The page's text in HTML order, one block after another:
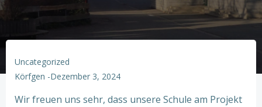
Uncategorized
Körfgen -Dezember 3, 2024
Wir freuen uns sehr, dass unsere Schule am Projekt